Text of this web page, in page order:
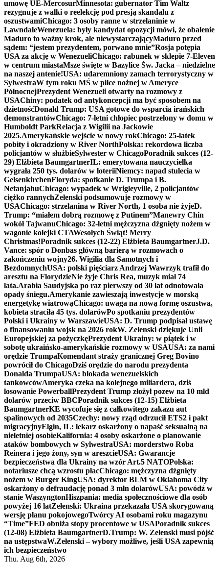
umowę UE-MercosurMinnesota: gubernator Tim Waltz
rezygnuje z walki o reelekcję pod presją skandalu z
oszustwamiChicago: 3 osoby ranne w strzelaninie w
LawndaleWenezuela: były kandydat opozycji mówi, że obalenie
Maduro to ważny krok, ale niewystarczającyMaduro przed
sądem: “jestem prezydentem, porwano mnie”Rosja potępia
USA za akcję w WenezueliChicago: rabunek w sklepie 7-Eleven
w centrum miastaMsze święte w Bazylice Św. Jacka – niedzielne
na naszej antenie!USA: udaremniony zamach terrorystyczny w
SylwestraW tym roku MŚ w piłce nożnej w Ameryce
PółnocnejPrezydent Wenezueli otwarty na rozmowy z
USAChiny: podatek od antykoncepcji ma być sposobem na
dzietnośćDonald Trump: USA gotowe do wsparcia irańskich
demonstrantówChicago: 7-letni chłopiec postrzelony w domu w
Humboldt ParkRelacja z Wigilii na Jackowie
2025.Amerykańskie wejście w nowy rokChicago: 25-latek
pobity i okradziony w River NorthPolska: rekordowa liczba
policjantów w służbieSylwester w ChicagoPoradnik sukces (12-
29) Elżbieta BaumgartnerIL: emerytowana nauczycielka
wygrała 250 tys. dolarów w loteriiNiemcy: napad stulecia w
GelsenkirchenFloryda: spotkanie D. Trumpa i B.
NetanjahuChicago: wypadek w Wrigleyville, 2 policjantów
ciężko rannychZełenski podsumowuje rozmowy w
USAChicago: strzelanina w River North, 1 osoba nie żyjeD.
Trump: “miałem dobrą rozmowę z Putinem”Manewry Chin
wokół TajwanuChicago: 32-letni mężczyzna dźgnięty nożem w
wagonie kolejki CTAWesołych Świąt! Merry
Christmas!Poradnik sukces (12-22) Elżbieta BaumgartnerJ.D.
Vance: spór o Donbas główną barierą w rozmowach o
zakończeniu wojny26. Wigilia dla Samotnych i
BezdomnychUSA: polski pięściarz Andrzej Wawrzyk trafił do
aresztu na FlorydzieNie żyje Chris Rea, muzyk miał 74
lata.Arabia Saudyjska po raz pierwszy od 30 lat odnotowała
opady śniegu.Amerykanie zawieszają inwestycje w morską
energetykę wiatrowąChicago: uwaga na nową formę oszustwa,
kobieta straciła 45 tys. dolarówPo spotkaniu prezydentów
Polski i Ukrainy w WarszawieUSA: D. Trump podpisał ustawę
o finansowaniu wojsk na 2026 rokW. Zełenski dziękuje Unii
Europejskiej za pożyczkęPrezydent Ukrainy: w piątek i w
sobotę ukraińsko-amerykańskie rozmowy w USAUSA: za nami
orędzie TrumpaKomendant straży granicznej Greg Bovino
powrócił do ChicagoDziś orędzie do narodu prezydenta
Donalda TrumpaUSA: blokada wenezuelskich
tankowcówAmeryka czeka na kolejnego miliardera, dziś
losowanie PowerballPrezydent Trump złożył pozew na 10 mld
dolarów przeciw BBCPoradnik sukces (12-15) Elżbieta
BaumgartnerKE wycofuje się z całkowitego zakazu aut
spalinowych od 2035Czechy: nowy rząd odrzucił ETS2 i pakt
migracyjnyElgin, IL: lekarz oskarżony o napaść seksualną na
nieletniej osobieKalifornia: 4 osoby oskarżone o planowanie
ataków bombowych w SylwestraUSA: morderstwo Roba
Reinera i jego żony, syn w areszcieUSA: Gwarancje
bezpieczeństwa dla Ukrainy na wzór Art.5 NATOPolska:
notariusze chcą wzrostu płacChicago: mężczyzna dźgnięty
nożem w Burger KingUSA: dyrektor BLM w Oklahoma City
oskarżony o defraudację ponad 3 mln dolarówUSA: powódź w
stanie WaszyngtonHiszpania: media społecznościowe dla osób
powyżej 16 latZełenski: Ukraina przekazała USA skorygowaną
wersję planu pokojowegoTwórcy AI osobami roku magazynu
“Time”FED obniża stopy procentowe w USAPoradnik sukces
(12-08) Elżbieta BaumgartnerD.Trump: W. Zełenski musi pójść
na ustępstwaW.Zełenski – wybory możliwe, jeśli USA zapewnią
ich bezpieczeństwo
Thu. Aug 6th, 2026